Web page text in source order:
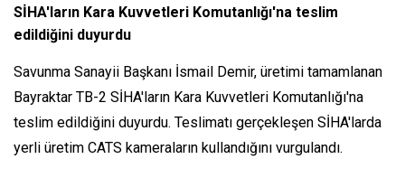
SİHA'ların Kara Kuvvetleri Komutanlığı'na teslim
edildiğini duyurdu
Savunma Sanayii Başkanı İsmail Demir, üretimi tamamlanan
Bayraktar TB-2 SİHA'ların Kara Kuvvetleri Komutanlığı'na
teslim edildiğini duyurdu. Teslimatı gerçekleşen SİHA'larda
yerli üretim CATS kameraların kullandığını vurgulandı.